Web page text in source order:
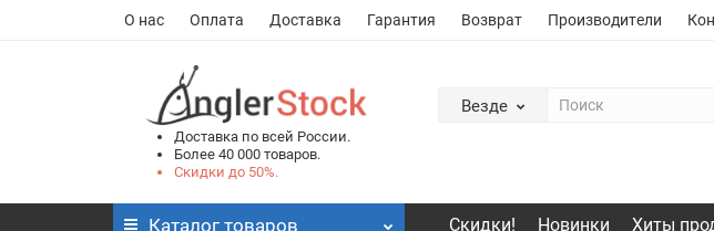
О нас Оплата Доставка Гарантия Возврат Производители
Доставка по всей России.
Более 40 000 товаров.
Скидки до 50%.
Везде
Каталог товаров Скидки! Новинки Хиты